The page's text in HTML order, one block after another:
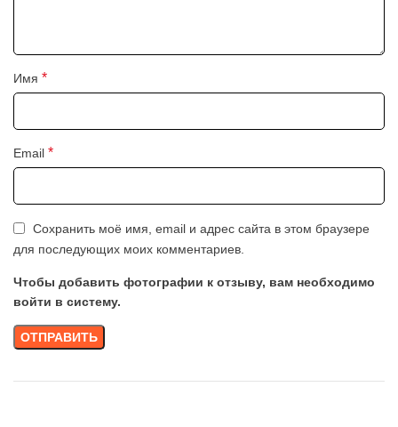
Имя *
Email *
Сохранить моё имя, email и адрес сайта в этом браузере
для последующих моих комментариев.
Чтобы добавить фотографии к отзыву, вам необходимо
войти в систему.